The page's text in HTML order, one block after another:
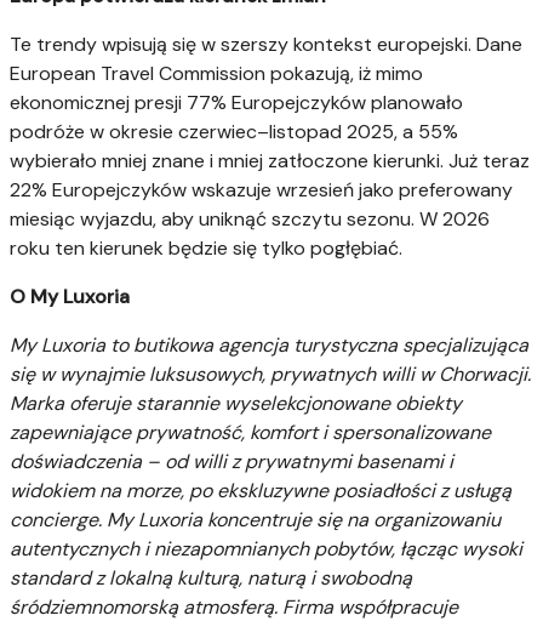
Te trendy wpisują się w szerszy kontekst europejski. Dane
European Travel Commission pokazują, iż mimo
ekonomicznej presji 77% Europejczyków planowało
podróże w okresie czerwiec–listopad 2025, a 55%
wybierało mniej znane i mniej zatłoczone kierunki. Już teraz
22% Europejczyków wskazuje wrzesień jako preferowany
miesiąc wyjazdu, aby uniknąć szczytu sezonu. W 2026
roku ten kierunek będzie się tylko pogłębiać.
O My Luxoria
My Luxoria to butikowa agencja turystyczna specjalizująca
się w wynajmie luksusowych, prywatnych willi w Chorwacji.
Marka oferuje starannie wyselekcjonowane obiekty
zapewniające prywatność, komfort i spersonalizowane
doświadczenia – od willi z prywatnymi basenami i
widokiem na morze, po ekskluzywne posiadłości z usługą
concierge. My Luxoria koncentruje się na organizowaniu
autentycznych i niezapomnianych pobytów, łącząc wysoki
standard z lokalną kulturą, naturą i swobodną
śródziemnomorską atmosferą. Firma współpracuje